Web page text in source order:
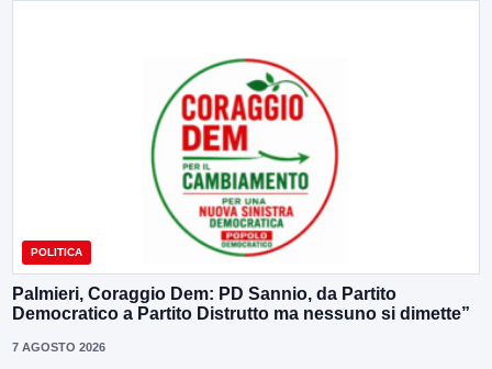
POLITICA
Palmieri, Coraggio Dem: PD Sannio, da Partito
Democratico a Partito Distrutto ma nessuno si dimette”
7 AGOSTO 2026